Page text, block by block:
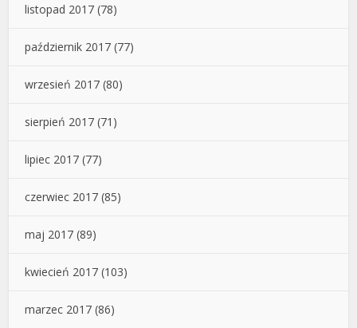
listopad 2017 (78)
październik 2017 (77)
wrzesień 2017 (80)
sierpień 2017 (71)
lipiec 2017 (77)
czerwiec 2017 (85)
maj 2017 (89)
kwiecień 2017 (103)
marzec 2017 (86)